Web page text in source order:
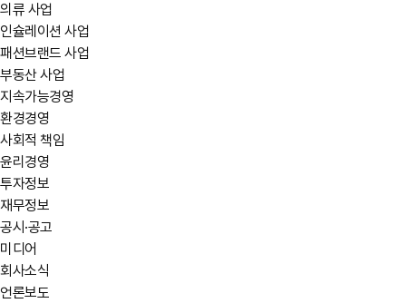
의류 사업
인슐레이션 사업
패션브랜드 사업
부동산 사업
지속가능경영
환경경영
사회적 책임
윤리경영
투자정보
재무정보
공시·공고
미디어
회사소식
언론보도